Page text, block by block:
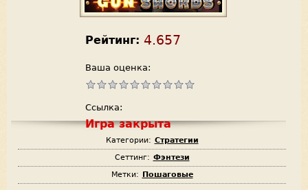
Рейтинг: 4.657
Ваша оценка:
Ссылка:
Игра закрыта
Категории: Стратегии
Сеттинг: Фэнтези
Метки: Пошаговые